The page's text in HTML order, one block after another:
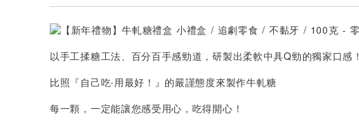
以手工揉糖工法、百分百手感勁道，研製出柔軟中具Q勁的獨家口感！
比照『自己吃‧用最好！』的嚴謹態度來製作牛軋糖
每一顆，一定能讓您感受用心，吃得開心！